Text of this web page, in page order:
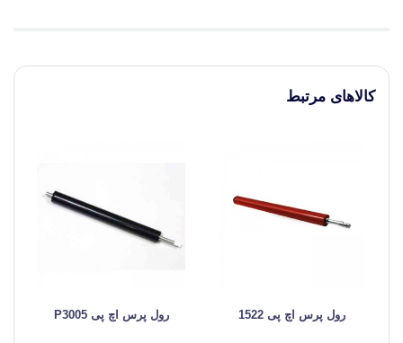
کالاهای مرتبط
رول پرس اچ پی 1522 رول پرس اچ پی P3005